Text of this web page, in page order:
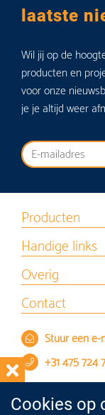
laatste
Wil jij op de
producten en
voor onze
je je altijd weer
Producten
Handige links
Overig
Contact
Stuur een e-
+31 475 724
Cookies op